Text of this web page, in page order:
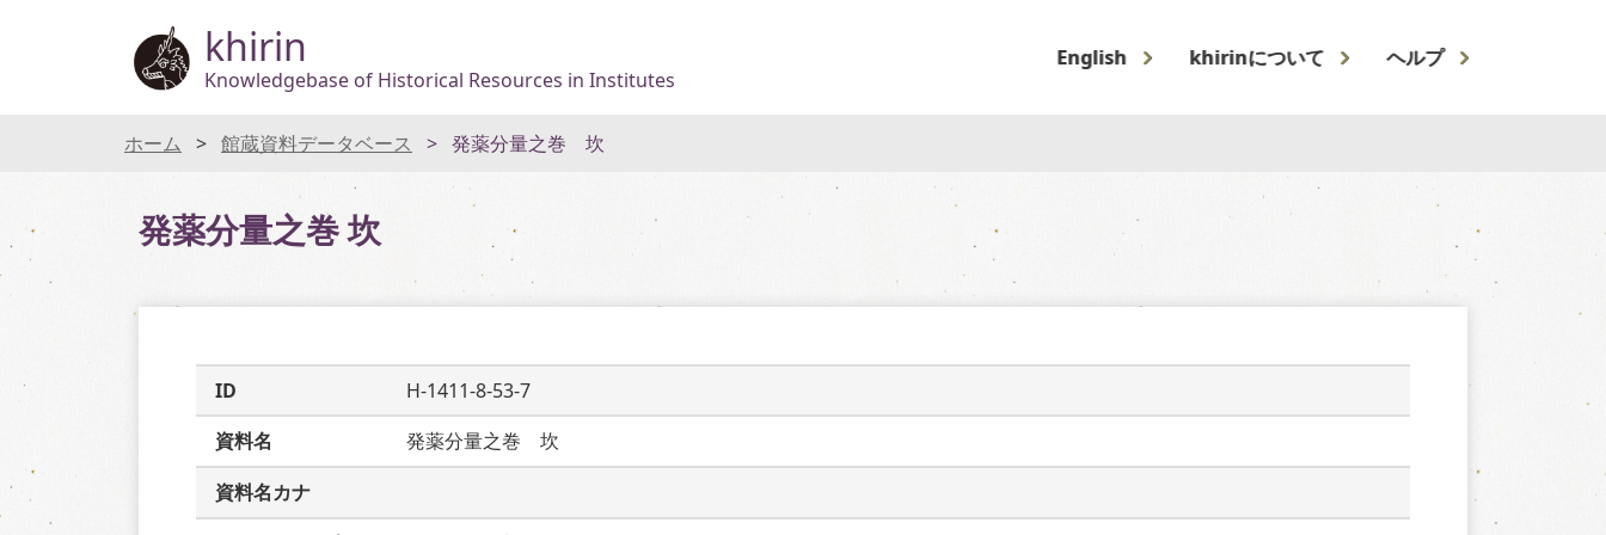
khirin
Knowledgebase of Historical Resources in Institutes
English khirinについて ヘルプ
ホーム 館蔵資料データベース 発薬分量之巻 坎
発薬分量之巻 坎
ID
H-1411-8-53-7
資料名
発薬分量之巻　坎
資料名カナ